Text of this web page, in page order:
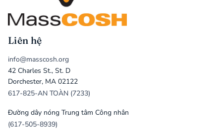
Liên hệ
info@masscosh.org
42 Charles St., St. D
Dorchester, MA 02122
617-825-AN TOÀN (7233)
Đường dây nóng Trung tâm Công nhân
(617-505-8939)